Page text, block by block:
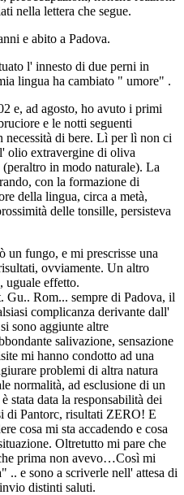
nella lettera che segue.
e abito a Padova.
l' innesto di due perni in
lingua ha cambiato " umore" .
e, ad agosto, ho avuto i primi
e le notti seguenti
necessità di bere. Lì per lì non ci
olio extravergine di oliva
in modo naturale). La
con la formazione di
della lingua, circa a metà,
delle tonsille, persisteva
un fungo, e mi prescrisse una
ovviamente. Un altro
uguale effetto.
Rom... sempre di Padova, il
complicanza derivante dall'
sono aggiunte altre
salivazione, sensazione
mi hanno condotto ad una
problemi di altra natura
normalità, ad esclusione di un
stata data la responsabilità dei
di Pantorc, risultati ZERO! E
cosa mi sta accadendo e cosa
Oltretutto mi pare che
prima non avevo…Così mi
e sono a scriverle nell' attesa di
distinti saluti.